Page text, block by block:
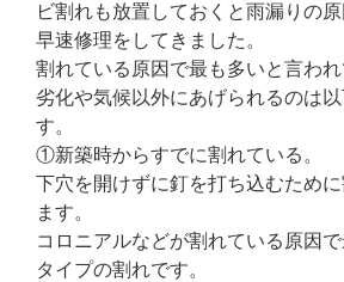
ビ割れも放置しておくと雨漏りの原
早速修理をしてきました。
割れている原因で最も多いと言わ
劣化や気候以外にあげられるのは
す。
①新築時からすでに割れている。
下穴を開けずに釘を打ち込むため
ます。
コロニアルなどが割れている原因
タイプの割れです。